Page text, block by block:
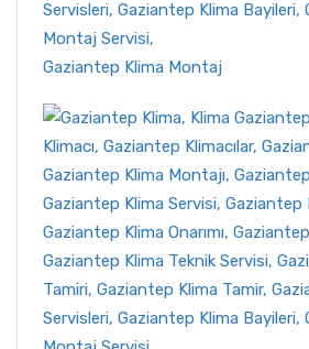
Gaziantep Klima Montaj